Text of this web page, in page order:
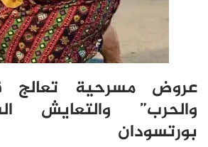
عروض مسرحية تعالج
والحرب” والتعايش
بورتسودان